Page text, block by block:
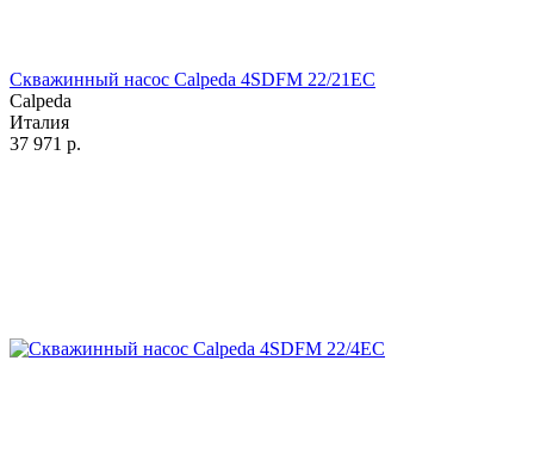
Скважинный насос Calpeda 4SDFM 22/21EC
Calpeda
Италия
37 971 р.